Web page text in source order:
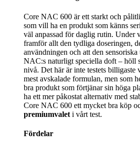
Core NAC 600 är ett starkt och
som vill ha en produkt som känns
väl anpassad för daglig rutin. Under
framför allt den tydliga doseringen,
användningen och att den
NAC:s naturligt speciella doft – höll
nivå. Det här är inte testets billigaste
mest avskalade formulan, men som
bra produkt som förtjänar sin höga
ha ett mer påkostat alternativ med
Core NAC 600 ett mycket bra köp
premiumvalet i vårt test.
Fördelar